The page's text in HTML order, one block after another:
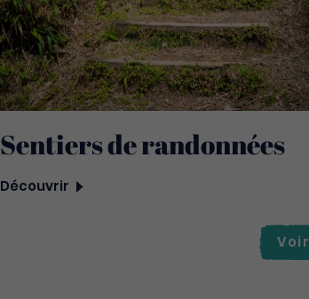
Sentiers de randonnées
Découvrir
Voir